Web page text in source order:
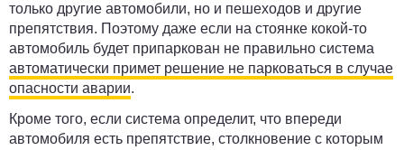
только другие автомобили, но и пешеходов и другие
препятствия. Поэтому даже если на стоянке кокой-то
автомобиль будет припаркован не правильно система
автоматически примет решение не парковаться в случае
опасности аварии.
Кроме того, если система определит, что впереди
автомобиля есть препятствие, столкновение с которым